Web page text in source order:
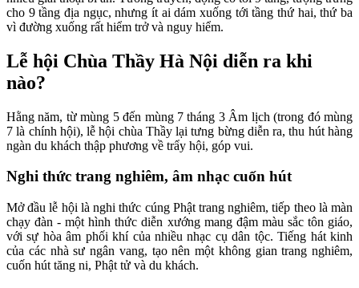
cho 9 tầng địa ngục, nhưng ít ai dám xuống tới tầng thứ hai, thứ ba
vì đường xuống rất hiểm trở và nguy hiểm.
Lễ hội Chùa Thầy Hà Nội diễn ra khi
nào?
Hằng năm, từ mùng 5 đến mùng 7 tháng 3 Âm lịch (trong đó mùng
7 là chính hội), lễ hội chùa Thầy lại tưng bừng diễn ra, thu hút hàng
ngàn du khách thập phương về trẩy hội, góp vui.
Nghi thức trang nghiêm, âm nhạc cuốn hút
Mở đầu lễ hội là nghi thức cúng Phật trang nghiêm, tiếp theo là màn
chạy đàn - một hình thức diễn xướng mang đậm màu sắc tôn giáo,
với sự hòa âm phối khí của nhiều nhạc cụ dân tộc. Tiếng hát kinh
của các nhà sư ngân vang, tạo nên một không gian trang nghiêm,
cuốn hút tăng ni, Phật tử và du khách.